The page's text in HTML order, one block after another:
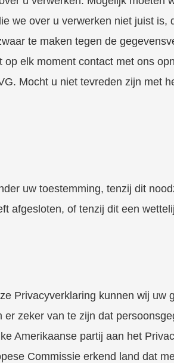
we over u verwerken niet juist
te maken tegen de
elk moment contact met ons
Mocht u niet tevreden zijn met
uw toestemming, tenzij dit
afgesloten, of tenzij dit een
Privacyverklaring kunnen wij
zeker van te zijn dat
Amerikaanse partij aan het
Commissie erkend land dat